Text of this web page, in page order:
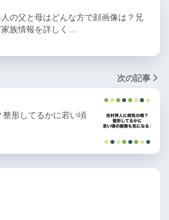
の父と母はどんな方で顔画像は？兄
家族情報を詳しく…
次の記事
形してるかに若い頃